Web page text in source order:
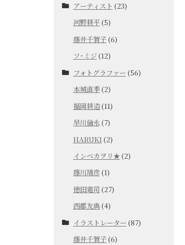
アーティスト (23)
河野耕平(5)
藤井千賀子(6)
ソ･ミジ(12)
フォトグラファー (56)
本城直季(2)
福岡耕造(11)
早川倫永(7)
HARUKI(2)
インベカヲリ★(2)
藤川靖彦(1)
徳田竜司 (27)
西郡友典(4)
イラストレーター (87)
藤井千賀子(6)